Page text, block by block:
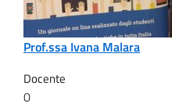
Prof.ssa Ivana Malara
Docente
0